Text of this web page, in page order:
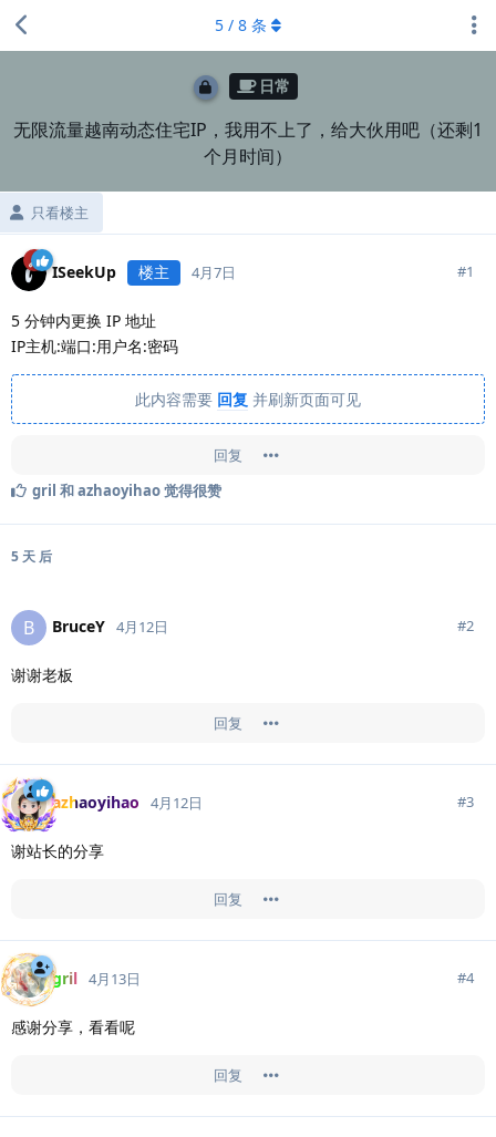
日常
无限流量越南动态住宅IP，我用不上了，给大伙用吧（还剩1
个月时间）
只看楼主
5 / 8 条
ISeekUp 楼主 4月7日 #1
5 分钟内更换 IP 地址
IP主机:端口:用户名:密码
此内容需要 回复 并刷新页面可见
回复
gril 和azhaoyihao觉得很赞
5 天 后
B BruceY 4月12日 #2
谢谢老板
回复
azhaoyihao 4月12日 #3
谢站长的分享
回复
gril 4月13日 #4
感谢分享，看看呢
回复